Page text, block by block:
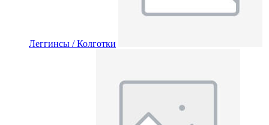
Леггинсы / Колготки